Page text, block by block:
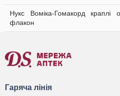
Нукс Воміка-Гомакорд
флакон
Гаряча лінія